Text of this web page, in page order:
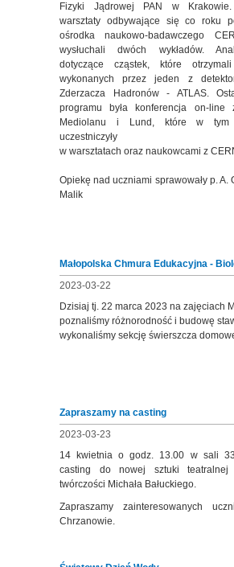
Fizyki Jądrowej PAN w
warsztaty odbywające się co roku
ośrodka naukowo-badawczego
wysłuchali dwóch wykładów.
dotyczące cząstek, które
wykonanych przez jeden z
Zderzacza Hadronów - ATLAS.
programu była konferencja on-line
Mediolanu i Lund, które w tym
uczestniczyły
w warsztatach oraz naukowcami z
Opiekę nad uczniami sprawowały p. A.
Malik
Małopolska Chmura Edukacyjna -
2023-03-22
Dzisiaj tj. 22 marca 2023 na zajęciach
poznaliśmy różnorodność i budowę
wykonaliśmy sekcję świerszcza
Zapraszamy na casting
2023-03-23
14 kwietnia o godz. 13.00 w sali
casting do nowej sztuki teatralnej
twórczości Michała Bałuckiego.
Zapraszamy zainteresowanych
Chrzanowie.